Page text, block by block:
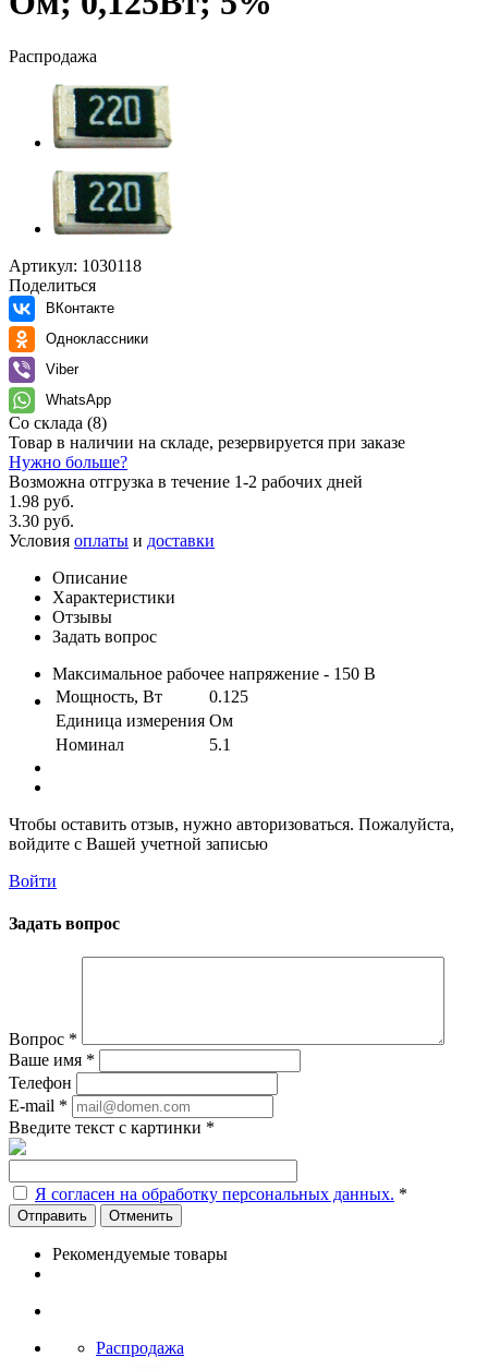
Распродажа
Артикул: 1030118
Поделиться
ВКонтакте
Одноклассники
Viber
WhatsApp
Со склада (8)
Товар в наличии на складе, резервируется при заказе
Нужно больше?
Возможна отгрузка в течение 1-2 рабочих дней
1.98 руб.
3.30 руб.
Условия оплаты и доставки
Описание
Характеристики
Отзывы
Задать вопрос
Максимальное рабочее напряжение - 150 В
Мощность, Вт
0.125
Единица измерения Ом
Номинал
5.1
Чтобы оставить отзыв, нужно авторизоваться. Пожалуйста,
войдите с Вашей учетной записью
Войти
Задать вопрос
Вопрос *
Ваше имя *
Телефон
E-mail *
Введите текст с картинки *
Я согласен на обработку персональных данных. *
Отменить
Рекомендуемые товары
Распродажа